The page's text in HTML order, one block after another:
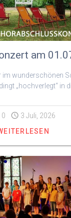
am
im wunderschönen
„hochverlegt“ in
0
3 Juli, 2026